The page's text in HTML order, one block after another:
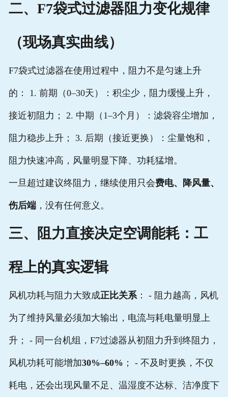
二、F7袋式过滤器阻力变化规律
（现场真实曲线）
F7袋式过滤器在使用过程中，阻力不是匀速上升
的： 1. 前期（0–30天）：积尘少，阻力缓慢上升，
接近初阻力； 2. 中期（1–3个月）：滤袋容尘增加，
阻力稳步上升； 3. 后期（接近更换）：尘量饱和，
阻力快速冲高，风量明显下降、功耗猛增。
一旦超过建议终阻力，继续使用只会费电、降风量、
伤后端，没有任何意义。
三、阻力直接决定空调能耗：工
程上的真实逻辑
风机功耗与阻力大致成正比关系： - 阻力越高，风机
为了维持风量必须加大输出，电流与耗电量明显上
升； - 同一台机组，F7过滤器从初阻力升到终阻力，
风机功耗可能增加30%–60% ； - 不及时更换，不仅
耗电，还会出现风量不足、温湿度不达标、洁净度下